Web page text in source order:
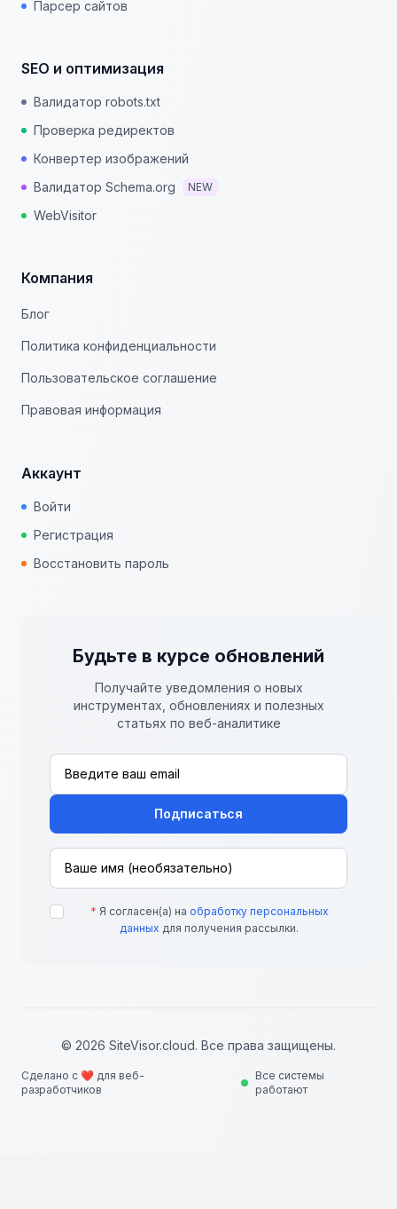
Парсер сайтов
SEO и оптимизация
Валидатор robots.txt
Проверка редиректов
Конвертер изображений
Валидатор Schema.org
NEW
WebVisitor
Компания
Блог
Политика конфиденциальности
Пользовательское соглашение
Правовая информация
Аккаунт
Войти
Регистрация
Восстановить пароль
Будьте в курсе обновлений
Получайте уведомления о новых
инструментах, обновлениях и полезных
статьях по веб-аналитике
Подписаться
* Я согласен(а) на обработку персональных
данных для получения рассылки.
© 2026 SiteVisor.cloud. Все права защищены.
Сделано с ❤️ для веб-
разработчиков
Все системы
работают